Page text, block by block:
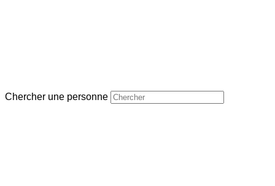
Chercher une personne